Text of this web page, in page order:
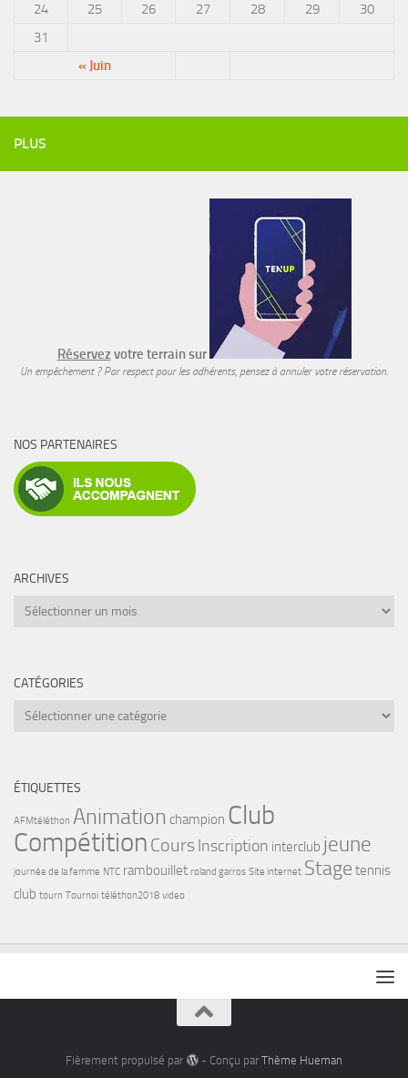
« Juin
24
25 26 27 28 29
30
31
PLUS
Réservez votre terrain sur
Un empêchement ? Par respect pour les adhérents, pensez à annuler votre réservation.
NOS PARTENAIRES
ARCHIVES
Archives
CATÉGORIES
Catégories
ÉTIQUETTES
AFMtéléthon Animation champion Club
Compétition CoursInscription interclub jeune
journée de la femme NTC rambouillet roland garros Site internet Stage tennis
club tourn Tournoi téléthon2018 video
Fièrement propulsé par - Conçu par Thème Hueman